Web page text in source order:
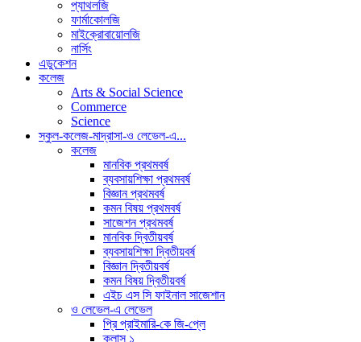
প্যাথলজি
ফার্মাকোলজি
মাইক্রোবায়োলজি
নার্সিং
এডুকেশন
কলেজ
Arts & Social Science
Commerce
Science
স্কুল-কলেজ-মাদ্রাসা-ও লেভেল-এ...
কলেজ
মানবিক প্রথমবর্ষ
ব্যবসায়শিক্ষা প্রথমবর্ষ
বিজ্ঞান প্রথমবর্ষ
কমন বিষয় প্রথমবর্ষ
সাজেশন প্রথমবর্ষ
মানবিক দ্বিতীয়বর্ষ
ব্যবসায়শিক্ষা দ্বিতীয়বর্ষ
বিজ্ঞান দ্বিতীয়বর্ষ
কমন বিষয় দ্বিতীয়বর্ষ
এইচ এস সি ফাইনাল সাজেশান
ও লেভেল-এ লেভেল
প্রি প্রাইমারি-কে জি-প্লে
ক্লাস ১